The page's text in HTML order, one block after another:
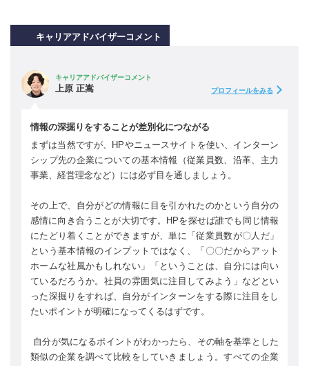
キャリアアドバイザーコメント
キャリアアドバイザーコメント
上原 正嵩 プロフィールをみる
情報の深掘りをすることが差別化につながる
まずは当然ですが、HPやニュースサイトを使い、インターン
シップ先の企業についての基本情報（従業員数、沿革、主力
事業、経営理念など）には必ず目を通しましょう。
その上で、自分がどの情報に目を引かれたのかという自分の
感情に向き合うことが大切です。HPを探せば誰でも同じ情報
にたどり着くことができますが、単に「従業員数が〇人だ」
という基本情報のインプットではなく、「〇〇だからアット
ホームな社風かもしれない」「ということは、自分には向い
ているだろうか。社員の雰囲気に注目してみよう」などとい
った深掘りをすれば、自分がインターンをする際に注目をし
たいポイントが明確になってくるはずです。
自分が気になるポイントがわかったら、その軸を基準とした
類似の企業を調べて比較をしていきましょう。すべての企業